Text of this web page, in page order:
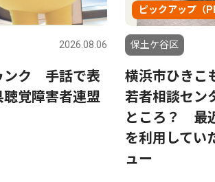
2026.08.06
ンク 手話で表
覚障害者連盟
ピックアップ（
保土ケ谷区
横浜市ひきこ
若者相談セン
ところ？ 最
を利用してい
ュー